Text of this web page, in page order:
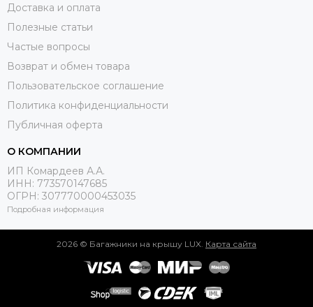
Доставка и оплата
Полезные статьи
Частые вопросы
Возврат и обмен товара
Пользовательское соглашение
Политика конфиденциальности
Публичная оферта
О КОМПАНИИ
ИП Комардеев А.А.
ИНН: 773570147685
ОГРН: 307770000453035
Подробная информация
2026 © Багажники на крышу LUX. Карта сайта